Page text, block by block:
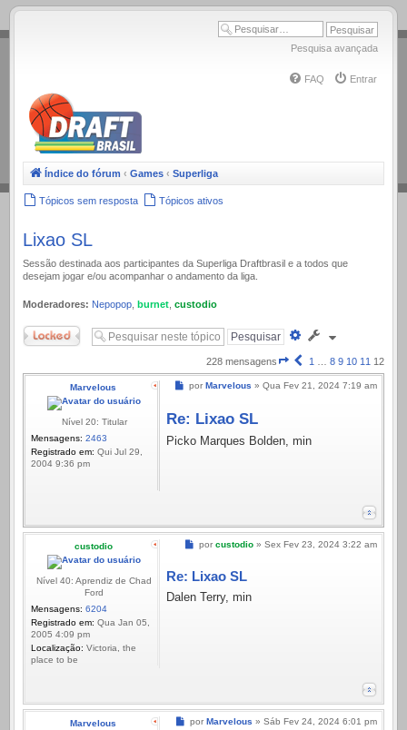
.
Pesquisa avançada
FAQ Entrar
Índice do fórum ‹ Games ‹ Superliga
Tópicos sem resposta Tópicos ativos
Lixao SL
Sessão destinada aos participantes da Superliga Draftbrasil e a todos que
desejam jogar e/ou acompanhar o andamento da liga.
Moderadores: Nepopop burnet custodio
Trancado
Pesquisa
228 mensagens Página
12
de
Anterior
1 8 9 10 11 12
Marvelous
Nível 20: Titular
Mensagens: 2463
Registrado em: Qui Jul 29,
2004 9:36 pm
Mensagem
por Marvelous » Qua Fev 21, 2024 7:19 am
Re: Lixao SL
Picko Marques Bolden, min
custodio
Nível 40: Aprendiz de Chad
Ford
Mensagens: 6204
Registrado em: Qua Jan 05,
2005 4:09 pm
Localização: Victoria, the
place to be
Mensagem
por custodio » Sex Fev 23, 2024 3:22 am
Re: Lixao SL
Dalen Terry, min
Marvelous Mensagem
por Marvelous » Sáb Fev 24, 2024 6:01 pm